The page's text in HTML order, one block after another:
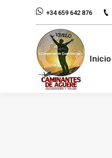
+34 659 642 876
Inicio